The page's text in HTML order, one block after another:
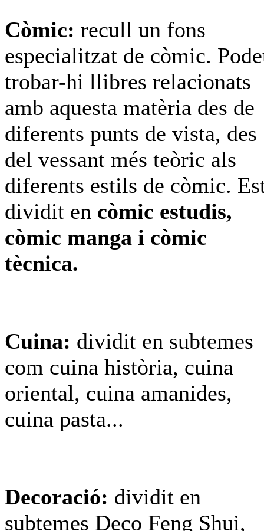
Còmic: recull un fons
especialitzat de còmic.
trobar-hi llibres relacionats
amb aquesta matèria des de
diferents punts de vista, des
del vessant més teòric als
diferents estils de còmic.
dividit en còmic estudis,
còmic manga i còmic
tècnica.
Cuina: dividit en subtemes
com cuina història, cuina
oriental, cuina amanides,
cuina pasta...
Decoració: dividit en
subtemes Deco Feng Shui,